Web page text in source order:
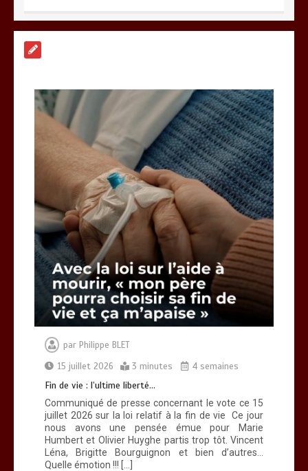
A Calais, C’est une raclée !!!
Vœux 2026, la tradition a du bon
3 minutes
Fin de vie : l’ultime liberté…
3 minutes
par Philippe BLET
15 juillet 2026
3 minutes 4 semaines
Fin de vie : l’ultime liberté…
Communiqué de presse concernant le vote ce 15
juillet 2026 sur la loi relatif à la fin de vie Ce jour
nous avons une pensée émue pour Marie
Humbert et Olivier Huyghe partis trop tôt. Vincent
Léna, Brigitte Bourguignon et bien d’autres…
Quelle émotion !!! […]